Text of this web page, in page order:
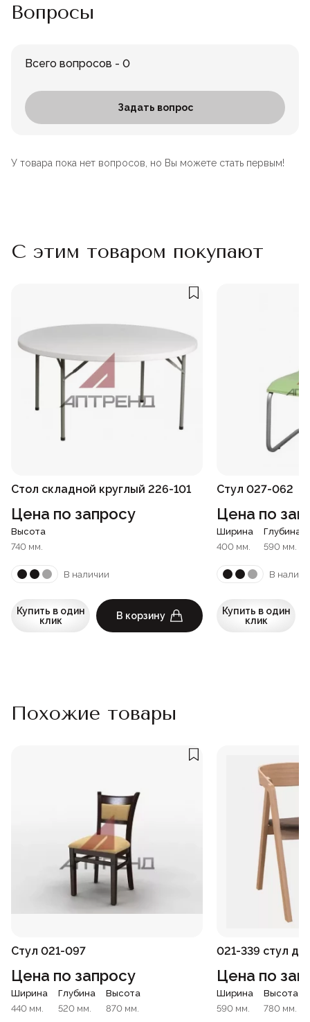
Вопросы
Всего вопросов - 0
Задать вопрос
У товара пока нет вопросов, но Вы можете стать первым!
С этим товаром покупают
Стол складной круглый 226-101
Цена по запросу
Высота
740 мм.
В наличии
Купить в один
клик
В корзину
Стул 027-062
Цена по
Ширина
400 мм.
Глубина
590 мм.
В
Купить в один
клик
Похожие товары
Стул 021-097
Цена по запросу
Ширина
440 мм.
Глубина
520 мм.
Высота
870 мм.
021-339 стул
Цена по
Ширина
590 мм.
Высота
780 мм.